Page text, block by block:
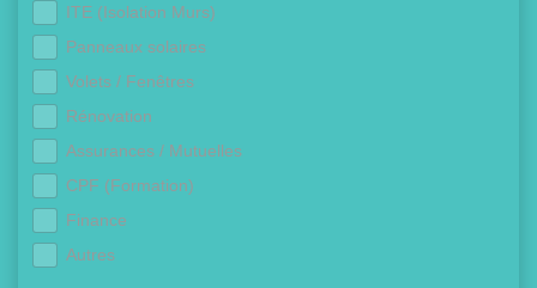
ITE (Isolation Murs)
Panneaux solaires
Volets / Fenêtres
Rénovation
Assurances / Mutuelles
CPF (Formation)
Finance
Autres